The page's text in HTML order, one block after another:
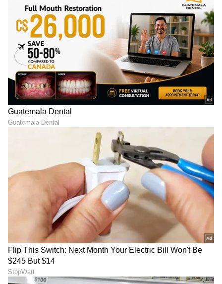
DOWNLOAD APP
RECOMMENDED STORIES
ಕೈ-ಕಾಲಿಗೆ ಹಚ್ಚುವ ಮೆಹಂದಿ ಗಾಢ
ಬಣ್ಣ ಬರಬೇಕಾ? ಸುಲಭದ ಟಿಪ್ಸ್​
ಫಾಲೋ ಮಾಡಿ ಅಂದ ನೋಡಿ
ವಾರದ ಈ 4 ದಿನ ತಪ್ಪಿಯೂ ತಲೆ
ಎಣ್ಣೆ ಹಚ್ಚಬೇಡಿ… ಹಚ್ಚಿದ್ರೋ
ಜೀವನ ಬರ್ಬಾದ್